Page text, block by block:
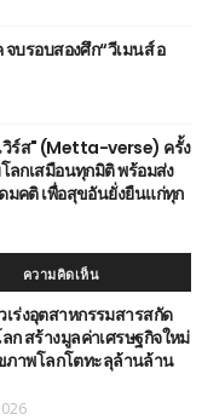
บรอบสองศึก“วีเมนส์ อ
วิร์ส" (Metta-verse) ครั้ง
ลกเสมือนทุกมิติ พร้อมส่ง
มคติ เพื่อสุขอันยั่งยืนแก่ทุก
ความคิดเห็น
งอุตสาหกรรมสารสกัด
ก สร้างมูลค่าเศรษฐกิจใหม่
าพโลกโตทะลุล้านล้าน